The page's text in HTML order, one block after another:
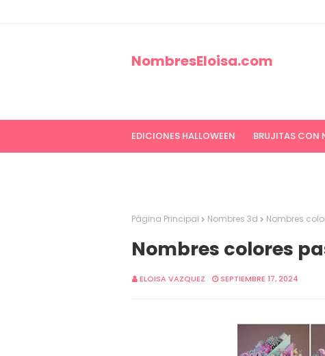
NombresEloisa.com
EDICIONES HALLOWEEN BRUJITAS CON
Página Principal Nombres 3d Nombres
Nombres colores
ELOISA VAZQUEZ SEPTIEMBRE 17, 2024